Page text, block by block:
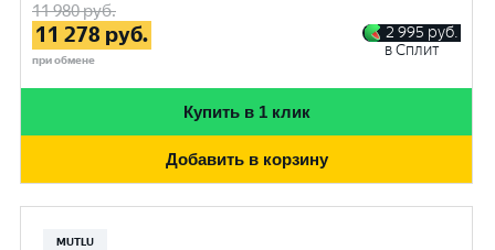
11 980руб.
11 278 руб.
при обмене
2 995 руб.
в Сплит
Купить в 1 клик
Добавить в корзину
MUTLU